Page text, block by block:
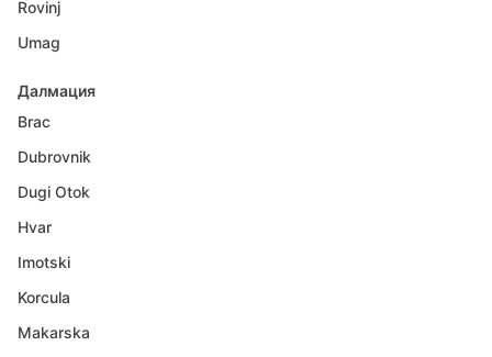
Rovinj
Umag
Далмация
Brac
Dubrovnik
Dugi Otok
Hvar
Imotski
Korcula
Makarska